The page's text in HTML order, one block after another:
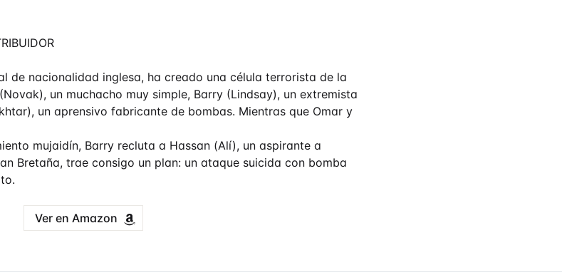
de nacionalidad inglesa, ha creado una célula terrorista de la
un muchacho muy simple, Barry (Lindsay), un extremista
un aprensivo fabricante de bombas. Mientras que Omar y
mujaidín, Barry recluta a Hassan (Alí), un aspirante a
Bretaña, trae consigo un plan: un ataque suicida con bomba
Ver en Amazon